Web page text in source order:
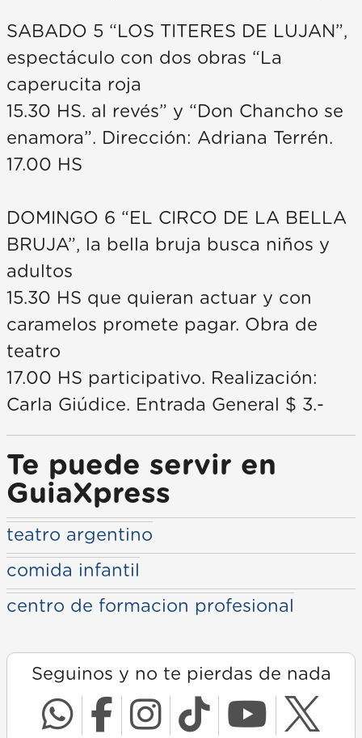
SABADO 5 “LOS TITERES DE LUJAN”,
espectáculo con dos obras “La
caperucita roja
15.30 HS. al revés” y “Don Chancho se
enamora”. Dirección: Adriana Terrén.
17.00 HS
DOMINGO 6 “EL CIRCO DE LA BELLA
BRUJA”, la bella bruja busca niños y
adultos
15.30 HS que quieran actuar y con
caramelos promete pagar. Obra de
teatro
17.00 HS participativo. Realización:
Carla Giúdice. Entrada General $ 3.-
Te puede servir en
GuiaXpress
teatro argentino
comida infantil
centro de formacion profesional
Seguinos y no te pierdas de nada